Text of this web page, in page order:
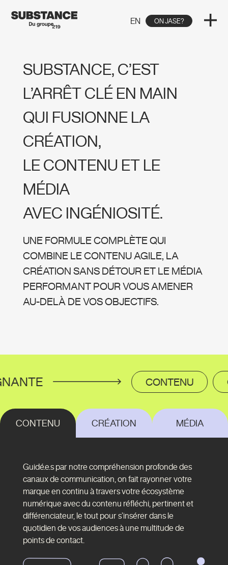
EN ON JASE?
SUBSTANCE, C’EST
L’ARRÊT CLÉ EN MAIN
QUI FUSIONNE LA
CRÉATION,
LE CONTENU ET LE
MÉDIA
AVEC INGÉNIOSITÉ.
UNE FORMULE COMPLÈTE QUI
COMBINE LE CONTENU AGILE, LA
CRÉATION SANS DÉTOUR ET LE MÉDIA
PERFORMANT POUR VOUS AMENER
AU-DELÀ DE VOS OBJECTIFS.
CONTENU
CONTENU CRÉATION MÉDIA
Guidé.e.s par notre compréhension profonde des
canaux de communication, on fait rayonner votre
marque en continu à travers votre écosystème
numérique avec du contenu réfléchi, pertinent et
différenciateur, le tout pour s’insérer dans le
quotidien de vos audiences à une multitude de
points de contact.